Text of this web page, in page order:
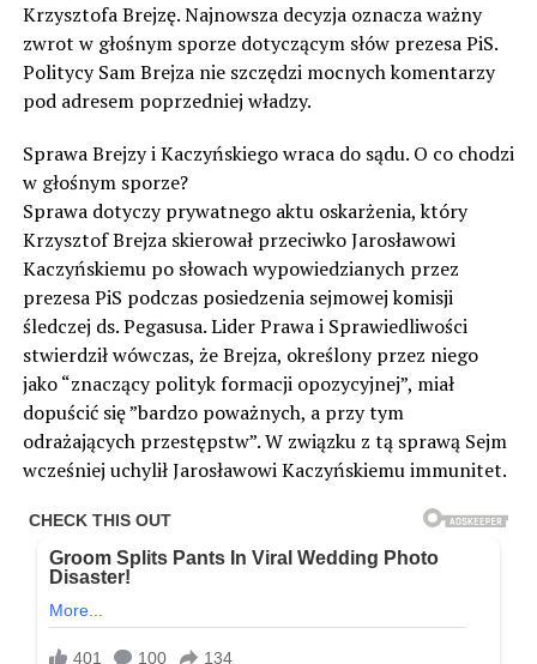
Krzysztofa Brejzę. Najnowsza decyzja oznacza ważny
zwrot w głośnym sporze dotyczącym słów prezesa PiS.
Politycy Sam Brejza nie szczędzi mocnych komentarzy
pod adresem poprzedniej władzy.
Sprawa Brejzy i Kaczyńskiego wraca do sądu. O co chodzi
w głośnym sporze?
Sprawa dotyczy prywatnego aktu oskarżenia, który
Krzysztof Brejza skierował przeciwko Jarosławowi
Kaczyńskiemu po słowach wypowiedzianych przez
prezesa PiS podczas posiedzenia sejmowej komisji
śledczej ds. Pegasusa. Lider Prawa i Sprawiedliwości
stwierdził wówczas, że Brejza, określony przez niego
jako “znaczący polityk formacji opozycyjnej”, miał
dopuścić się ”bardzo poważnych, a przy tym
odrażających przestępstw”. W związku z tą sprawą Sejm
wcześniej uchylił Jarosławowi Kaczyńskiemu immunitet.